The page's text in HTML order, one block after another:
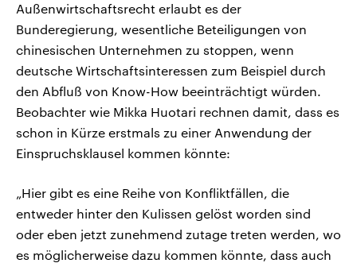
Außenwirtschaftsrecht erlaubt es der
Bunderegierung, wesentliche Beteiligungen von
chinesischen Unternehmen zu stoppen, wenn
deutsche Wirtschaftsinteressen zum Beispiel durch
den Abfluß von Know-How beeinträchtigt würden.
Beobachter wie Mikka Huotari rechnen damit, dass es
schon in Kürze erstmals zu einer Anwendung der
Einspruchsklausel kommen könnte:
„Hier gibt es eine Reihe von Konfliktfällen, die
entweder hinter den Kulissen gelöst worden sind
oder eben jetzt zunehmend zutage treten werden, wo
es möglicherweise dazu kommen könnte, dass auch